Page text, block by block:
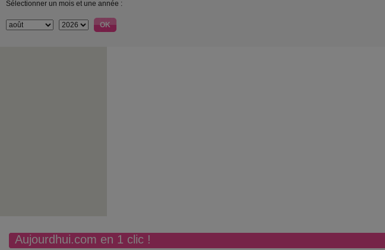
Sélectionner un mois et une année :
Aujourdhui.com en 1 clic !